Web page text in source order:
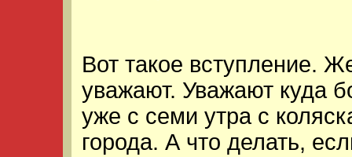
Вот такое вступление.
уважают. Уважают куда
уже с семи утра с
города. А что делать,